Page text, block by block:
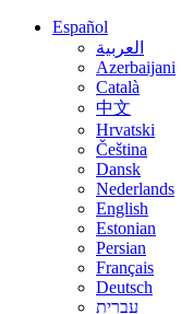
Español
العربية
Azerbaijani
Català
中文
Hrvatski
Čeština
Dansk
Nederlands
English
Estonian
Persian
Français
Deutsch
עברית